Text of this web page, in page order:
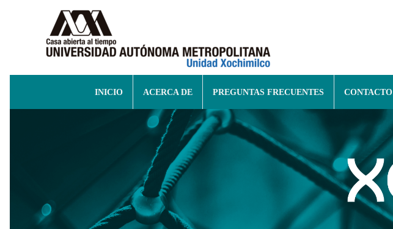
INICIO ACERCA DE PREGUNTAS FRECUENTES CONTACTO